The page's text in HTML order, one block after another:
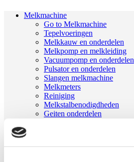
Melkmachine
Go to Melkmachine
Tepelvoeringen
Melkkauw en onderdelen
Melkpomp en melkleiding
Vacuumpomp en onderdelen
Pulsator en onderdelen
Slangen melkmachine
Melkmeters
Reiniging
Melkstalbenodigdheden
Geiten onderdelen